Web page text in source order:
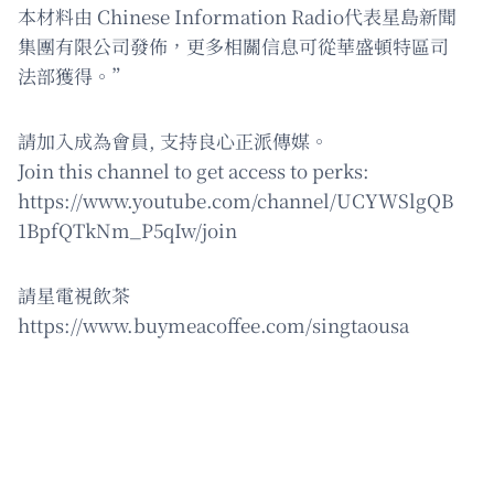
本材料由 Chinese Information Radio代表星島新聞
集團有限公司發佈，更多相關信息可從華盛頓特區司
法部獲得。”
請加入成為會員, 支持良心正派傳媒。
Join this channel to get access to perks:
https://www.youtube.com/channel/UCYWSlgQB
1BpfQTkNm_P5qIw/join
請星電視飲茶
https://www.buymeacoffee.com/singtaousa